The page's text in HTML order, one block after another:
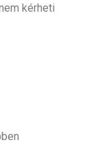
kérheti